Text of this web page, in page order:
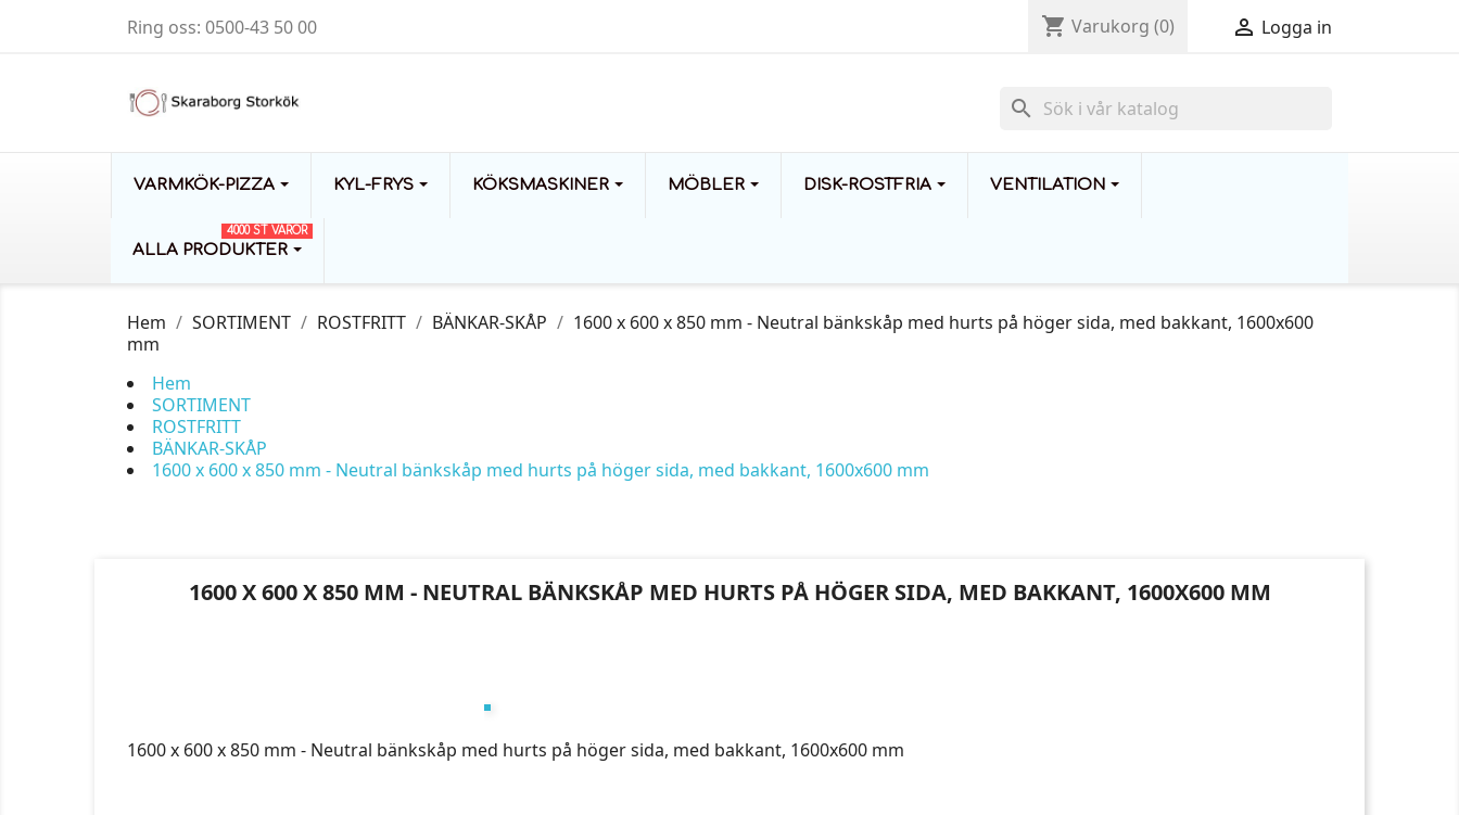
Ring oss: 0500-43 50 00 shopping_cart Varukorg (0)  Logga in
search
VARMKÖK-PIZZA KYL-FRYS KÖKSMASKINER MÖBLER DISK-ROSTFRIA VENTILATION
ALLA PRODUKTER
4000 ST VAROR
Hem SORTIMENT ROSTFRITT BÄNKAR-SKÅP
1600 x 600 x 850 mm - Neutral bänkskåp med hurts på höger sida, med bakkant, 1600x600
mm
Hem
SORTIMENT
ROSTFRITT
BÄNKAR-SKÅP
1600 x 600 x 850 mm - Neutral bänkskåp med hurts på höger sida, med bakkant, 1600x600 mm
1600 X 600 X 850 MM - NEUTRAL BÄNKSKÅP MED HURTS PÅ HÖGER SIDA, MED BAKKANT, 1600X600 MM
1600 x 600 x 850 mm - Neutral bänkskåp med hurts på höger sida, med bakkant, 1600x600 mm